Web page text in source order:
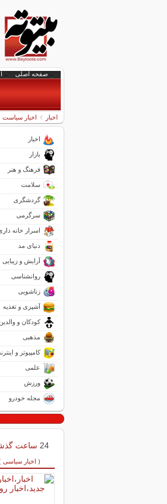
صفحه اصلی
اخبار اخبار
اخبار
بازار
فرهنگ و هنر
سلامت
گردشگری
سرگرمی
اسرار خانه
دنیای مد
آرایش و زیبایی
روانشناسی
زناشویی
آشپزی و تغذیه
کودکان و والدین
مذهبی
کامپیوتر و
علمی
ورزش
مجله خودرو
24 ساعت
( اخبار سیاسی